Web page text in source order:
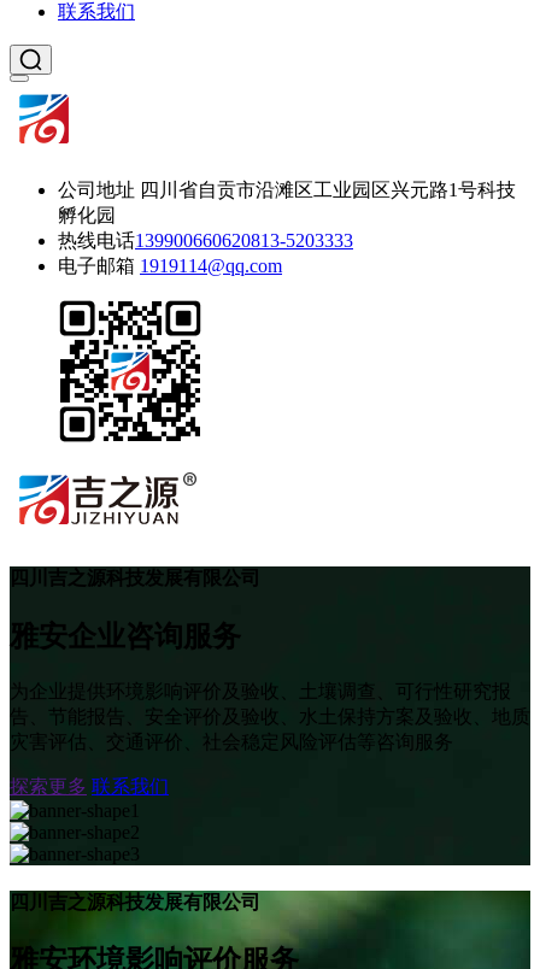
联系我们
公司地址 四川省自贡市沿滩区工业园区兴元路1号科技
孵化园
热线电话139900660620813-5203333
电子邮箱 1919114@qq.com
四川吉之源科技发展有限公司
雅安企业咨询服务
为企业提供环境影响评价及验收、土壤调查、可行性研究报
告、节能报告、安全评价及验收、水土保持方案及验收、地质
灾害评估、交通评价、社会稳定风险评估等咨询服务
探索更多 联系我们
四川吉之源科技发展有限公司
雅安环境影响评价服务